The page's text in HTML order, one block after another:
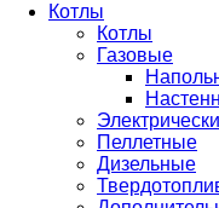
Котлы
Котлы
Газовые
Пеллетные
Дизельные